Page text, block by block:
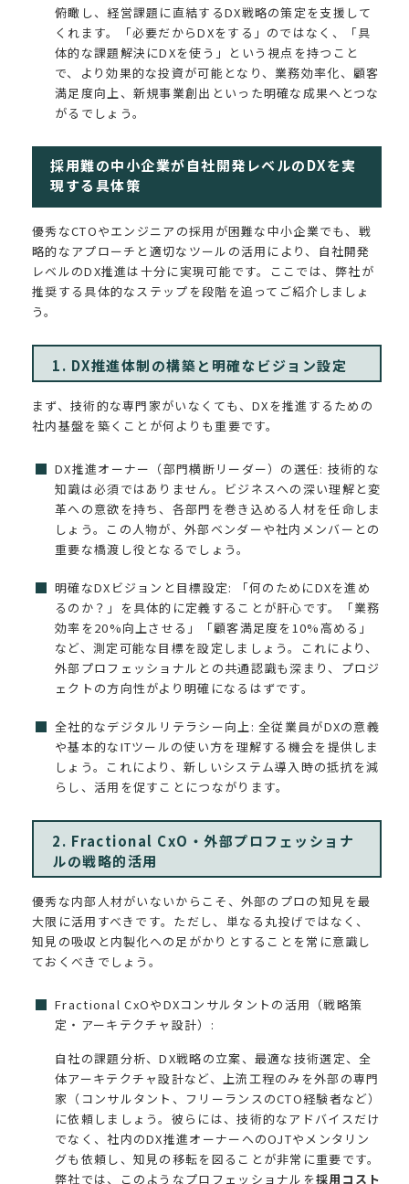
俯瞰し、経営課題に直結するDX戦略の策定を支援して
くれます。「必要だからDXをする」のではなく、「具
体的な課題解決にDXを使う」という視点を持つこと
で、より効果的な投資が可能となり、業務効率化、顧客
満足度向上、新規事業創出といった明確な成果へとつな
がるでしょう。
採用難の中小企業が自社開発レベルのDXを実
現する具体策
優秀なCTOやエンジニアの採用が困難な中小企業でも、戦
略的なアプローチと適切なツールの活用により、自社開発
レベルのDX推進は十分に実現可能です。ここでは、弊社が
推奨する具体的なステップを段階を追ってご紹介しましょ
う。
1. DX推進体制の構築と明確なビジョン設定
まず、技術的な専門家がいなくても、DXを推進するための
社内基盤を築くことが何よりも重要です。
DX推進オーナー（部門横断リーダー）の選任: 技術的な
知識は必須ではありません。ビジネスへの深い理解と変
革への意欲を持ち、各部門を巻き込める人材を任命しま
しょう。この人物が、外部ベンダーや社内メンバーとの
重要な橋渡し役となるでしょう。
明確なDXビジョンと目標設定: 「何のためにDXを進め
るのか？」を具体的に定義することが肝心です。「業務
効率を20%向上させる」「顧客満足度を10%高める」
など、測定可能な目標を設定しましょう。これにより、
外部プロフェッショナルとの共通認識も深まり、プロジ
ェクトの方向性がより明確になるはずです。
全社的なデジタルリテラシー向上: 全従業員がDXの意義
や基本的なITツールの使い方を理解する機会を提供しま
しょう。これにより、新しいシステム導入時の抵抗を減
らし、活用を促すことにつながります。
2. Fractional CxO・外部プロフェッショナ
ルの戦略的活用
優秀な内部人材がいないからこそ、外部のプロの知見を最
大限に活用すべきです。ただし、単なる丸投げではなく、
知見の吸収と内製化への足がかりとすることを常に意識し
ておくべきでしょう。
Fractional CxOやDXコンサルタントの活用（戦略策
定・アーキテクチャ設計）:
自社の課題分析、DX戦略の立案、最適な技術選定、全
体アーキテクチャ設計など、上流工程のみを外部の専門
家（コンサルタント、フリーランスのCTO経験者など）
に依頼しましょう。彼らには、技術的なアドバイスだけ
でなく、社内のDX推進オーナーへのOJTやメンタリン
グも依頼し、知見の移転を図ることが非常に重要です。
弊社では、このようなプロフェッショナルを採用コスト